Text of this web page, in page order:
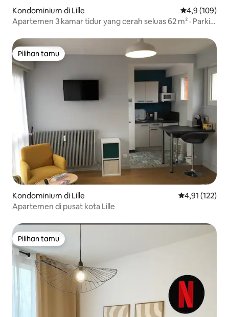
Kondominium di Lille Nilai rata-rata
4,9 (109)
Apartemen 3 kamar tidur yang cerah seluas 62 m² · Parkir
Pilihan tamu
Pilihan tamu
Kondominium di Lille Nilai rata-rata
4,91 (122)
Apartemen di pusat kota Lille
Pilihan tamu
Pilihan tamu